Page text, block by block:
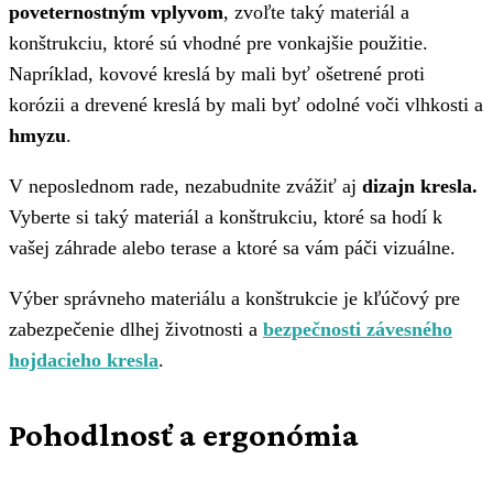
poveternostným vplyvom, zvoľte taký materiál a
konštrukciu, ktoré sú vhodné pre vonkajšie použitie.
Napríklad, kovové kreslá by mali byť ošetrené proti
korózii a drevené kreslá by mali byť odolné voči vlhkosti a
hmyzu.
V neposlednom rade, nezabudnite zvážiť aj dizajn kresla.
Vyberte si taký materiál a konštrukciu, ktoré sa hodí k
vašej záhrade alebo terase a ktoré sa vám páči vizuálne.
Výber správneho materiálu a konštrukcie je kľúčový pre
zabezpečenie dlhej životnosti a bezpečnosti závesného
hojdacieho kresla.
Pohodlnosť a ergonómia